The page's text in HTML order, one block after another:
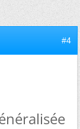
#4